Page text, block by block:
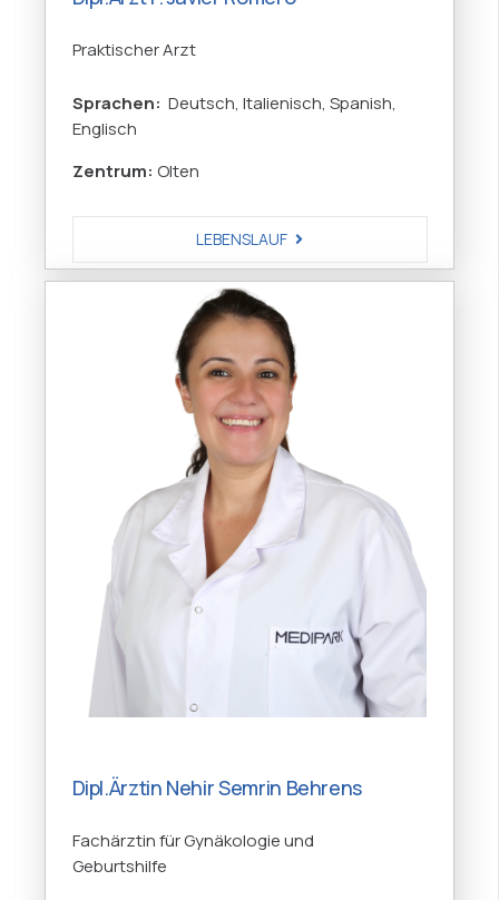
Praktischer Arzt
Sprachen: Deutsch, Italienisch, Spanish,
Englisch
Zentrum: Olten
LEBENSLAUF
Dipl.Ärztin Nehir Semrin Behrens
Fachärztin für Gynäkologie und
Geburtshilfe